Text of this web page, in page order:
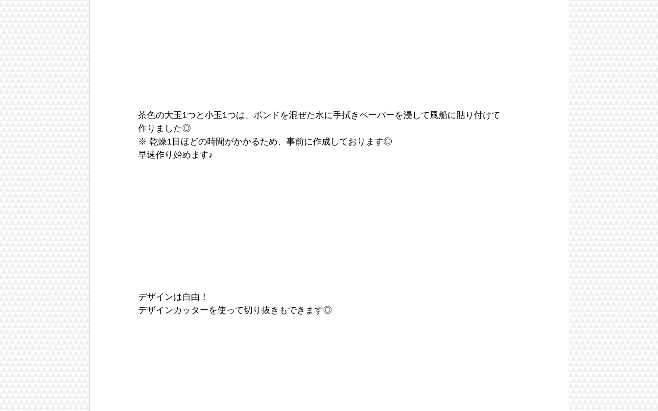
茶色の大玉1つと小玉1つは、ボンドを混ぜた水に手拭きペーパーを浸して風船に貼り付けて
作りました◎
※ 乾燥1日ほどの時間がかかるため、事前に作成しております◎
早速作り始めます♪
デザインは自由！
デザインカッターを使って切り抜きもできます◎